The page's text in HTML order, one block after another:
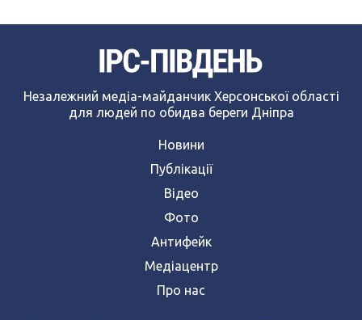
Незалежний медіа-майданчик Херсонської області
для людей по обидва береги Дніпра
Новини
Публікації
Відео
Фото
Антифейк
Медіацентр
Про нас